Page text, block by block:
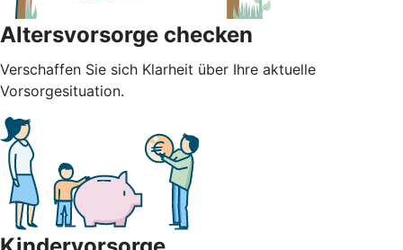
Altersvorsorge checken
Verschaffen Sie sich Klarheit über Ihre aktuelle
Vorsorgesituation.